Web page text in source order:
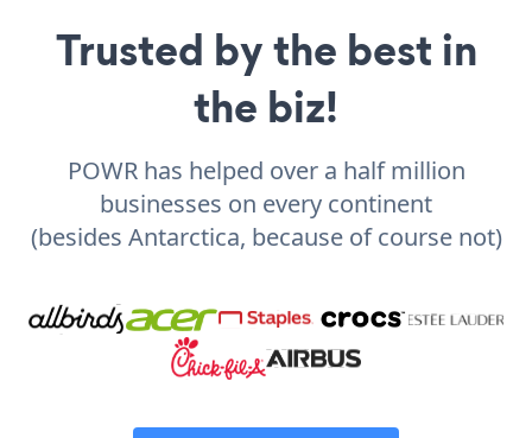
Trusted by the best in
the biz!
POWR has helped over a half million
businesses on every continent
(besides Antarctica, because of course not)